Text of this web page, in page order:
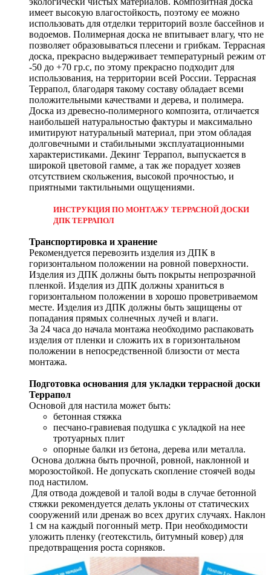
имеет высокую влагостойкость, поэтому ее можно
использовать для отделки территорий возле бассейнов и
водоемов. Полимерная доска не впитывает влагу, что не
позволяет образовываться плесени и грибкам. Террасная
доска, прекрасно выдерживает температурный режим от
-50 до +70 гр.с, по этому прекрасно подходит для
использования, на территории всей России. Террасная
Террапол, благодаря такому составу обладает всеми
положительными качествами и дерева, и полимера.
Доска из древесно-полимерного композита, отличается
наибольшей натуральностью фактуры и максимально
имитируют натуральный материал, при этом обладая
долговечными и стабильными эксплуатационными
характеристиками. Декинг Террапол, выпускается в
широкой цветовой гамме, а так же порадует хозяев
отсутствием скольжения, высокой прочностью, и
приятными тактильными ощущениями.
ИНСТРУКЦИЯ ПО МОНТАЖУ ТЕРРАСНОЙ ДОСКИ
ДПК ТЕРРАПОЛ
Транспортировка и хранение
Рекомендуется перевозить изделия из ДПК в
горизонтальном положении на ровной поверхности.
Изделия из ДПК должны быть покрыты непрозрачной
пленкой. Изделия из ДПК должны храниться в
горизонтальном положении в хорошо проветриваемом
месте. Изделия из ДПК должны быть защищены от
попадания прямых солнечных лучей и влаги.
За 24 часа до начала монтажа необходимо распаковать
изделия от пленки и сложить их в горизонтальном
положении в непосредственной близости от места
монтажа.
Подготовка основания для укладки террасной доски
Террапол
Основой для настила может быть:
бетонная стяжка
песчано-гравиевая подушка с укладкой на нее
тротуарных плит
опорные балки из бетона, дерева или металла.
Основа должна быть прочной, ровной, наклонной и
морозостойкой. Не допускать скопление стоячей воды
под настилом.
Для отвода дождевой и талой воды в случае бетонной
стяжки рекомендуется делать уклоны от статических
сооружений или дренаж во всех других случаях. Наклон
1 см на каждый погонный метр. При необходимости
уложить пленку (геотекстиль, битумный ковер) для
предотвращения роста сорняков.